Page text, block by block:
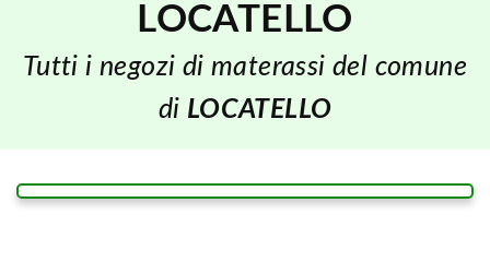
LOCATELLO
Tutti i negozi di materassi del comune
di LOCATELLO